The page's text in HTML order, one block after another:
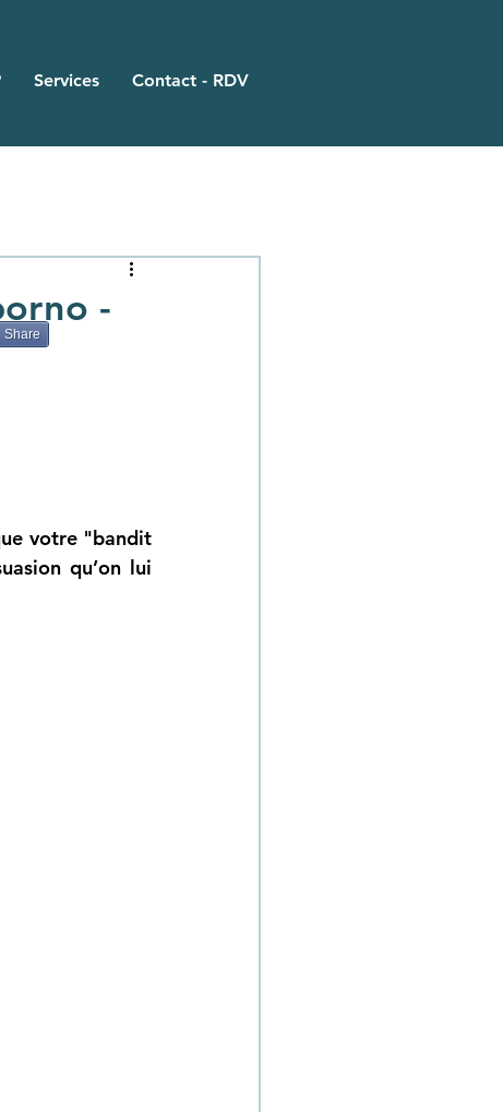
Services Contact - RDV
-
votre "bandit
qu’on lui
Share